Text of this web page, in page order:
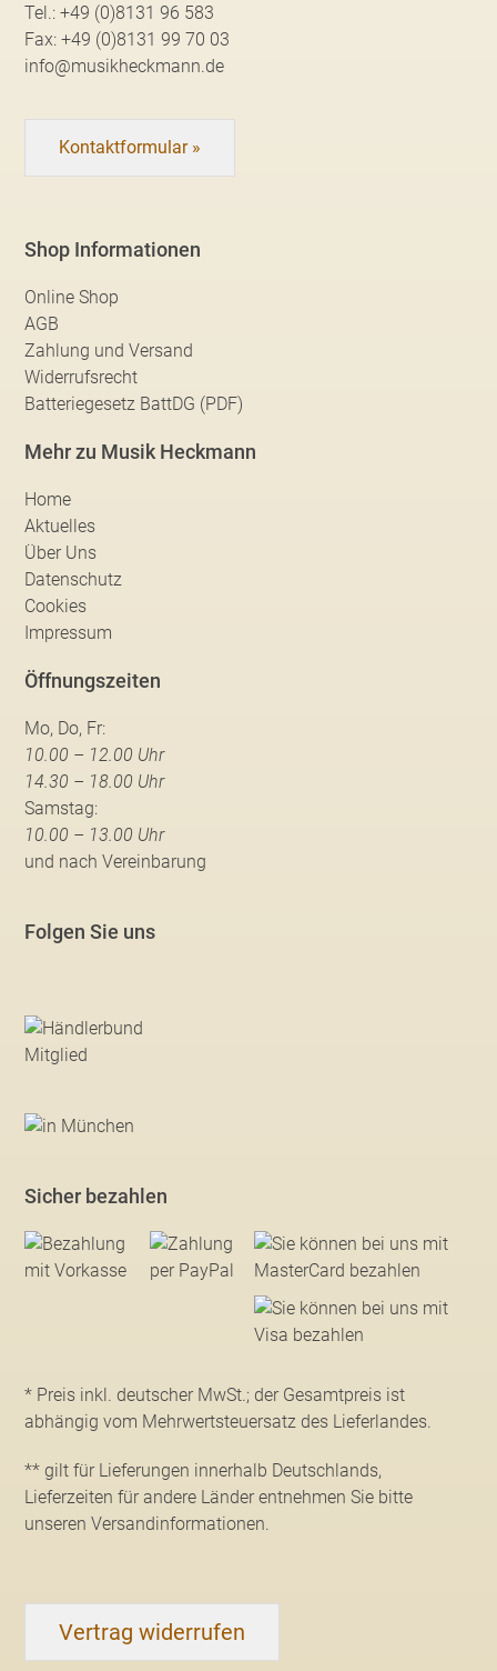
Tel.:+49 (0)8131 96 583
Fax:+49 (0)8131 99 70 03
info@musikheckmann.de
Kontaktformular »
Shop Informationen
Online Shop
AGB
Zahlung und Versand
Widerrufsrecht
Batteriegesetz BattDG (PDF)
Mehr zu Musik Heckmann
Home
Aktuelles
Über Uns
Datenschutz
Cookies
Impressum
Öffnungszeiten
Mo, Do, Fr:
10.00 – 12.00 Uhr
14.30 – 18.00 Uhr
Samstag:
10.00 – 13.00 Uhr
und nach Vereinbarung
Folgen Sie uns
Sicher bezahlen
* Preis inkl. deutscher MwSt.; der Gesamtpreis ist
abhängig vom Mehrwertsteuersatz des Lieferlandes.
** gilt für Lieferungen innerhalb Deutschlands,
Lieferzeiten für andere Länder entnehmen Sie bitte
unseren Versandinformationen.
Vertrag widerrufen